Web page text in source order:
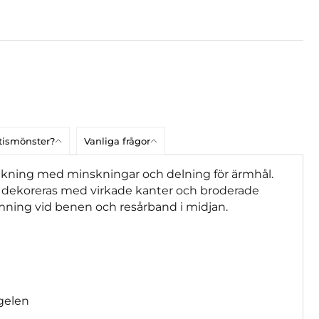
Vanliga frågor
med minskningar och delning för ärmhål.
med virkade kanter och broderade
vid benen och resårband i midjan.